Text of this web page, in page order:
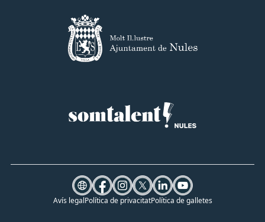
Avís legalPolítica de privacitatPolítica de galletes